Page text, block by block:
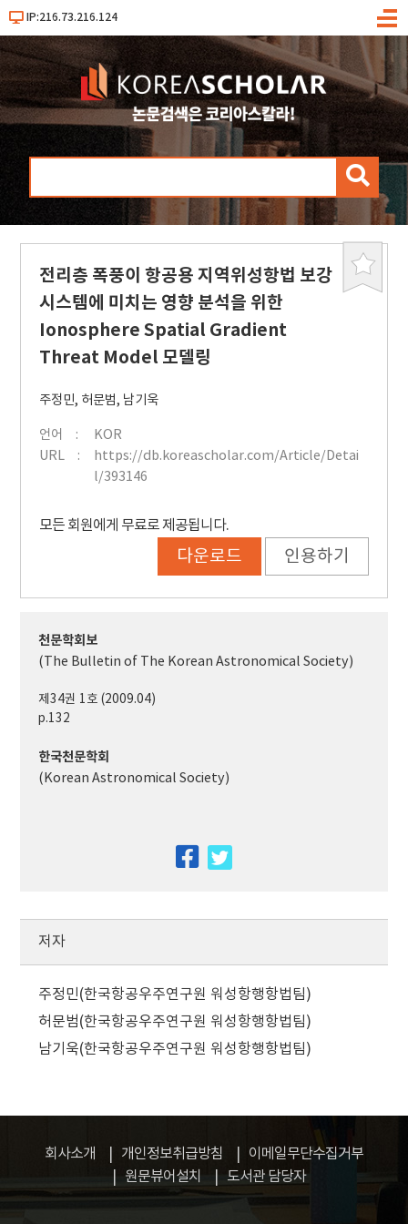
IP:216.73.216.124
메
검
북
전리층 폭풍이 항공용 지역위성항법 보강
시스템에 미치는 영향 분석을 위한
Ionosphere Spatial Gradient
Threat Model 모델링
주정민, 허문범, 남기욱
언어
KOR
URL
https://db.koreascholar.com/Article/Detai
l/393146
모든 회원에게 무료로 제공됩니다.
다운로드 인용하기
천문학회보
(The Bulletin of The Korean Astronomical Society)
제34권 1호 (2009.04)
p.132
한국천문학회
(Korean Astronomical Society)
facebook
저자
주정민(한국항공우주연구원 워성항행항법팀)
허문범(한국항공우주연구원 워성항행항법팀)
남기욱(한국항공우주연구원 워성항행항법팀)
회사소개 개인정보취급방침
이메일무단수집거부
원문뷰어설치
도서관 담당자